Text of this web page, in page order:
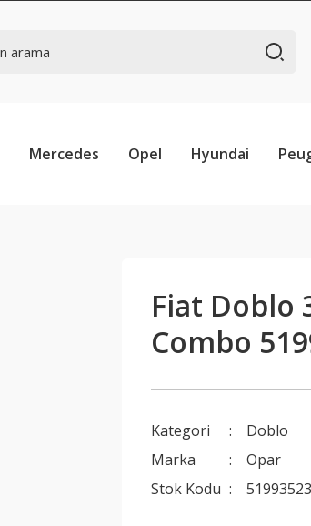
Mercedes Opel Hyundai
Fiat Doblo
Combo
Kategori
Doblo
Marka
Opar
Stok Kodu
51993523